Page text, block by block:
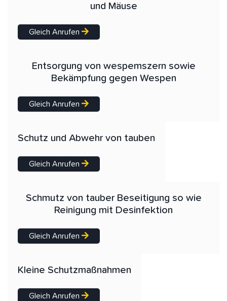
und Mäuse
Gleich Anrufen
Entsorgung von wespemszern sowie
Bekämpfung gegen Wespen
Gleich Anrufen
Schutz und Abwehr von tauben
Gleich Anrufen
Schmutz von tauber Beseitigung so wie
Reinigung mit Desinfektion
Gleich Anrufen
Kleine Schutzmaßnahmen
Gleich Anrufen